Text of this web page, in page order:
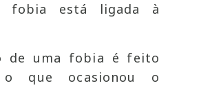
fobia está ligada à
de uma fobia é feito
o que ocasionou o